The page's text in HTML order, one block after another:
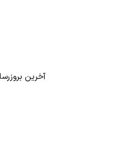
آخرین